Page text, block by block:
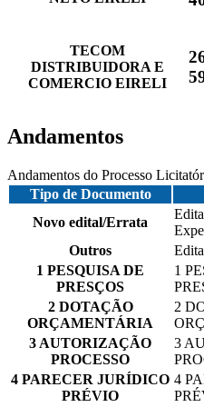
TECOM
DISTRIBUIDORA E
COMERCIO EIRELI
Andamentos
Andamentos do Processo
Tipo de Documento
Novo edital/Errata
Outros
1 PESQUISA DE
PRESÇOS
1
2 DOTAÇÃO
ORÇAMENTÁRIA
2
3 AUTORIZAÇÃO
PROCESSO
3
4 PARECER JURÍDICO
PRÉVIO
4